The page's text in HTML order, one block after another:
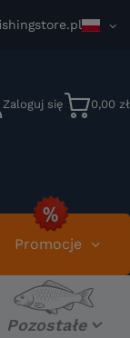
Zaloguj się 0,00 zł
Promocje
Pozostałe